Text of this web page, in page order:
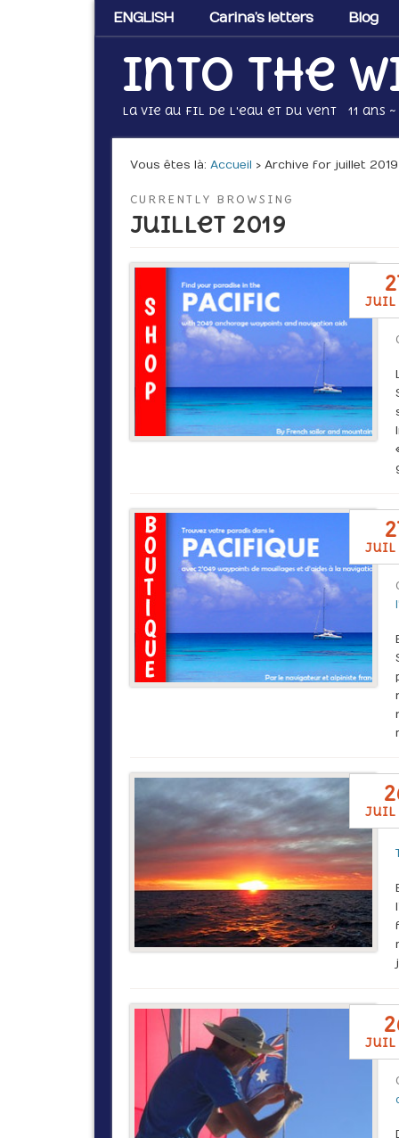
ENGLISH Carina’s letters Blog
Into the
La vie au fil de l'eau et du vent 11 ans ~
Vous êtes là : Accueil › Archive for juillet 2019
CURRENTLY BROWSING
juillet 2019
juil
juil
juil
juil